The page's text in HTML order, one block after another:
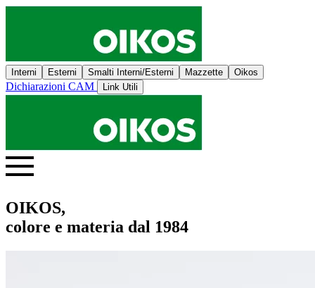
Interni Esterni Smalti Interni/Esterni Mazzette Oikos
Dichiarazioni CAM Link Utili
OIKOS,
colore e materia dal 1984